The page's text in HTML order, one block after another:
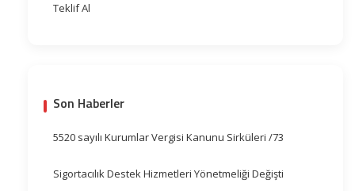
Teklif Al
Son Haberler
5520 sayılı Kurumlar Vergisi Kanunu Sirküleri /73
Sigortacılık Destek Hizmetleri Yönetmeliği Değişti